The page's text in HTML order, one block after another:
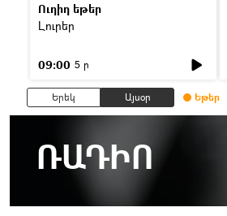
Ուղիղ եթեր
Լուրեր
09:00 5 ր
Երեկ Այսօր Եթեր
ՌԱԴԻՈ